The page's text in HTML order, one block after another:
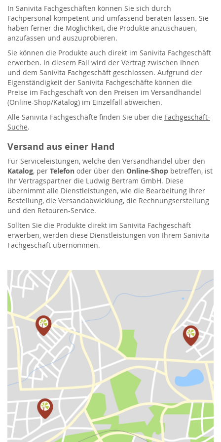
In Sanivita Fachgeschäften können Sie sich durch
Fachpersonal kompetent und umfassend beraten lassen. Sie
haben ferner die Möglichkeit, die Produkte anzuschauen,
anzufassen und auszuprobieren.
Sie können die Produkte auch direkt im Sanivita Fachgeschäft
erwerben. In diesem Fall wird der Vertrag zwischen Ihnen
und dem Sanivita Fachgeschäft geschlossen. Aufgrund der
Eigenständigkeit der Sanivita Fachgeschäfte können die
Preise im Fachgeschäft von den Preisen im Versandhandel
(Online-Shop/Katalog) im Einzelfall abweichen.
Alle Sanivita Fachgeschäfte finden Sie über die Fachgeschäft-
Suche.
Versand aus einer Hand
Für Serviceleistungen, welche den Versandhandel über den
Katalog, per Telefon oder über den Online-Shop betreffen, ist
Ihr Vertragspartner die Ludwig Bertram GmbH. Diese
übernimmt alle Dienstleistungen, wie die Bearbeitung Ihrer
Bestellung, die Versandabwicklung, die Rechnungserstellung
und den Retouren-Service.
Sollten Sie die Produkte direkt im Sanivita Fachgeschäft
erwerben, werden diese Dienstleistungen von Ihrem Sanivita
Fachgeschäft übernommen.